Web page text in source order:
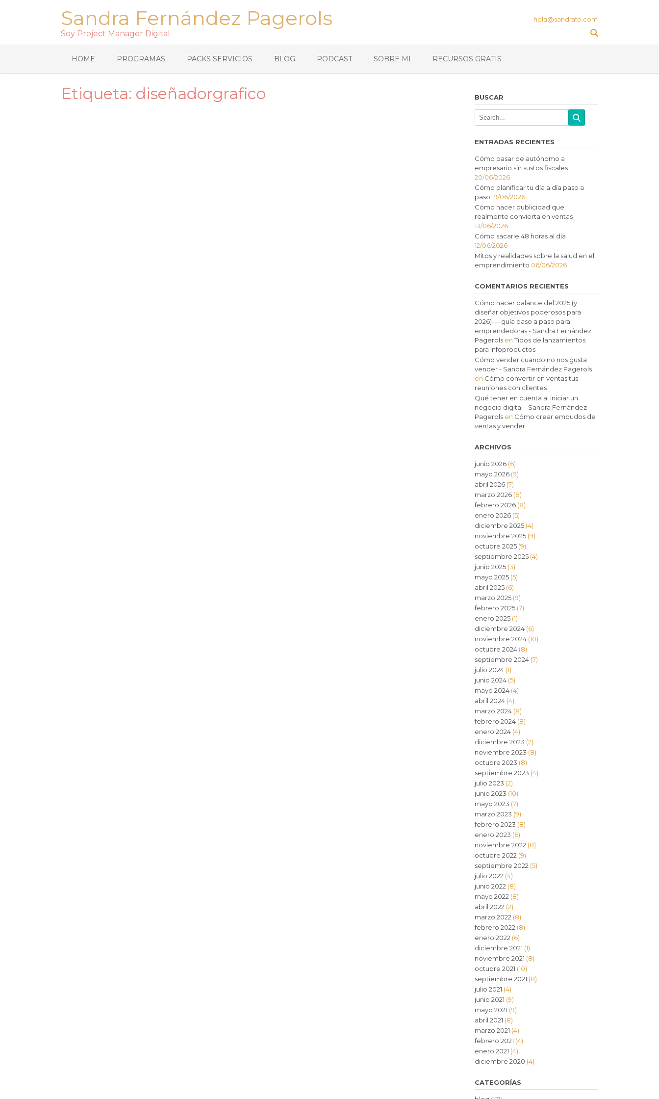
Sandra Fernández Pagerols
Soy Project Manager Digital
hola@sandrafp.com
HOME PROGRAMAS PACKS SERVICIOS BLOG PODCAST SOBRE MI RECURSOS GRATIS
Etiqueta: diseñadorgrafico BUSCAR
ENTRADAS RECIENTES
Cómo pasar de autónomo a
empresario sin sustos fiscales
20/06/2026
Cómo planificar tu día a día paso a
paso 19/06/2026
Cómo hacer publicidad que
realmente convierta en ventas
13/06/2026
Cómo sacarle 48 horas al día
12/06/2026
Mitos y realidades sobre la salud en el
emprendimiento 06/06/2026
COMENTARIOS RECIENTES
Cómo hacer balance del 2025 (y
diseñar objetivos poderosos para
2026) — guía paso a paso para
emprendedoras - Sandra Fernández
PagerolsenTipos de lanzamientos
para infoproductos
Cómo vender cuando no nos gusta
vender - Sandra Fernández Pagerols
en Cómo convertir en ventas tus
reuniones con clientes
Qué tener en cuenta al iniciar un
negocio digital - Sandra Fernández
Pagerolsen Cómo crear embudos de
ventas y vender
ARCHIVOS
junio 2026(6)
mayo 2026(9)
abril 2026(7)
marzo 2026(8)
febrero 2026(8)
enero 2026(5)
diciembre 2025(4)
noviembre 2025(9)
octubre 2025(9)
septiembre 2025(4)
junio 2025(3)
mayo 2025(5)
abril 2025(6)
marzo 2025(9)
febrero 2025(7)
enero 2025(1)
diciembre 2024(6)
noviembre 2024(10)
octubre 2024(8)
septiembre 2024(7)
julio 2024(1)
junio 2024(5)
mayo 2024(4)
abril 2024(4)
marzo 2024(8)
febrero 2024(8)
enero 2024(4)
diciembre 2023 (2)
noviembre 2023 (8)
octubre 2023 (8)
septiembre 2023 (4)
julio 2023 (2)
junio 2023 (10)
mayo 2023 (7)
marzo 2023 (9)
febrero 2023 (8)
enero 2023 (6)
noviembre 2022 (8)
octubre 2022 (9)
septiembre 2022 (5)
julio 2022 (4)
junio 2022 (8)
mayo 2022 (8)
abril 2022 (2)
marzo 2022 (8)
febrero 2022 (8)
enero 2022 (6)
diciembre 2021 (1)
noviembre 2021 (8)
octubre 2021 (10)
septiembre 2021 (8)
julio 2021 (4)
junio 2021 (9)
mayo 2021 (9)
abril 2021 (8)
marzo 2021 (4)
febrero 2021 (4)
enero 2021 (4)
diciembre 2020 (4)
CATEGORÍAS